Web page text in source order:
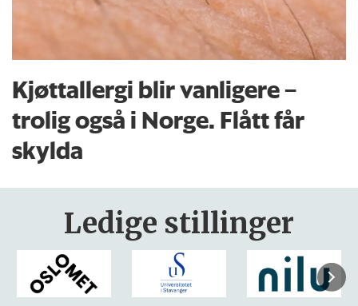
Kjøttallergi blir vanligere –
trolig også i Norge. Flått får
skylda
Ledige stillinger